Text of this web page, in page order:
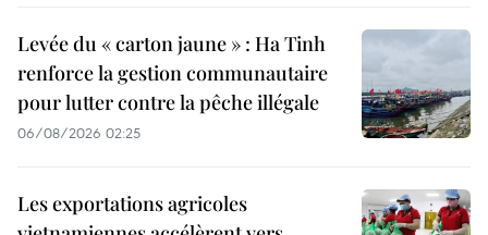
Levée du « carton jaune » : Ha Tinh
renforce la gestion communautaire
pour lutter contre la pêche illégale
06/08/2026 02:25
Les exportations agricoles